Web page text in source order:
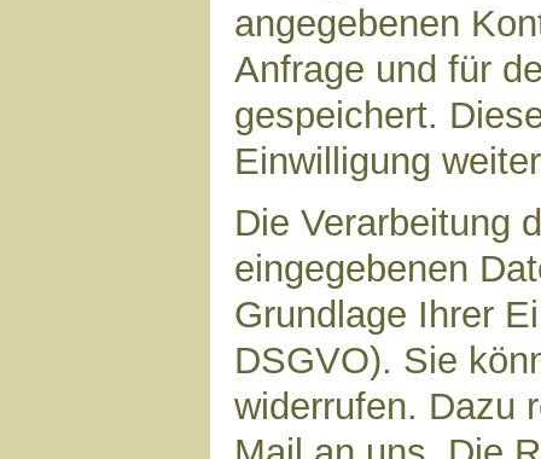
angegebenen
Anfrage und für
gespeichert.
Einwilligung
Die Verarbeitung
eingegebenen
Grundlage Ihrer
DSGVO). Sie
widerrufen. Dazu